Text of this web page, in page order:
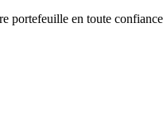
portefeuille en toute